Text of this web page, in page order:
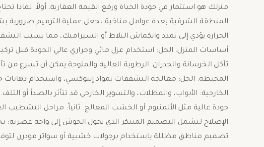
منزلك هو استثمار في جودة الحياة ورفع القيمة العقارية. ​أولاً: لماذا
المنطقة الشرقية بعدة عوامل مناخية تجعل عملية الترميم ضرورية
الحرارة يؤدي إلى تمدد وانكماش البلاط أو السيراميك، مما يسبب
أساسات المنزل. الحل: استخدام عزل مائي وحراري عالي الجودة قبل
تآكل الخرسانة والجدران: الرطوبة العالية والملوحة يمكن أن تسرع من
المحيطة. الحل: معالجة التشققات بمواد إيبوكسي، واستخدام دهانات
الخارجية: الأبواب، والمظلات، والتسوير الخارجي قد تتأثر بالصدأ أو
جودة عالية مثل الألمنيوم أو الخشب المعالج. ​ثانياً: مراحل
الإصلاح لتشمل التصميم المبتكر الذي يحول الحوش إلى واحة
تصميم مناطق مظللة باستخدام برجولات خشبية أو سواتر مودرن